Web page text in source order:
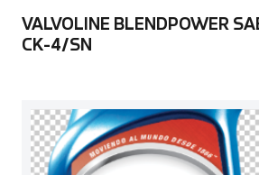
VALVOLINE BLENDPOWER
CK-4/SN